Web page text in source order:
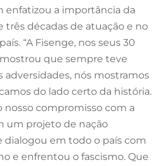
enfatizou a importância da
três décadas de atuação e no
“A Fisenge, nos seus 30
que sempre teve
adversidades, nós mostramos
do lado certo da história.
nosso compromisso com a
um projeto de nação
dialogou em todo o país com
e enfrentou o fascismo. Que